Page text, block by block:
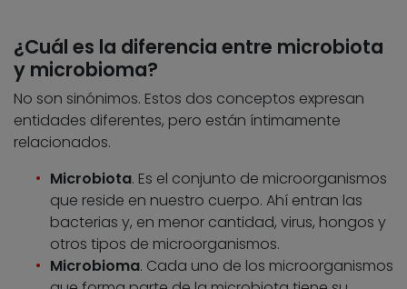
¿Cuál es la diferencia entre microbiota
y microbioma?
No son sinónimos. Estos dos conceptos expresan
entidades diferentes, pero están íntimamente
relacionados.
Microbiota. Es el conjunto de microorganismos
que reside en nuestro cuerpo. Ahí entran las
bacterias y, en menor cantidad, virus, hongos y
otros tipos de microorganismos.
Microbioma. Cada uno de los microorganismos